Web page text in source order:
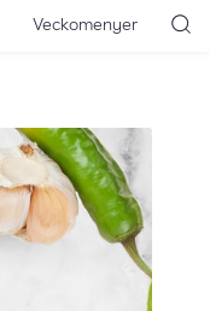
Veckomenyer